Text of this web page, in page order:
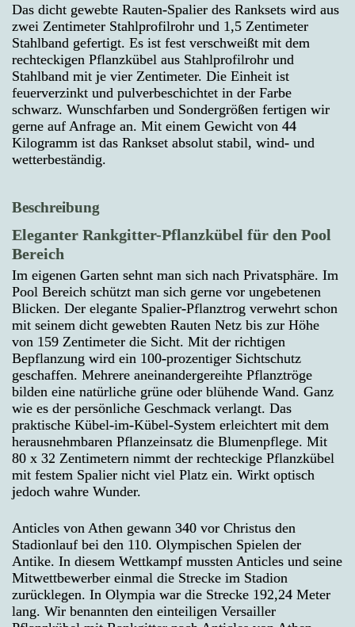
Das dicht gewebte Rauten-Spalier des Ranksets wird aus
zwei Zentimeter Stahlprofilrohr und 1,5 Zentimeter
Stahlband gefertigt. Es ist fest verschweißt mit dem
rechteckigen Pflanzkübel aus Stahlprofilrohr und
Stahlband mit je vier Zentimeter. Die Einheit ist
feuerverzinkt und pulverbeschichtet in der Farbe
schwarz. Wunschfarben und Sondergrößen fertigen wir
gerne auf Anfrage an. Mit einem Gewicht von 44
Kilogramm ist das Rankset absolut stabil, wind- und
wetterbeständig.
Beschreibung
Eleganter Rankgitter-Pflanzkübel für den Pool
Bereich
Im eigenen Garten sehnt man sich nach Privatsphäre. Im
Pool Bereich schützt man sich gerne vor ungebetenen
Blicken. Der elegante Spalier-Pflanztrog verwehrt schon
mit seinem dicht gewebten Rauten Netz bis zur Höhe
von 159 Zentimeter die Sicht. Mit der richtigen
Bepflanzung wird ein 100-prozentiger Sichtschutz
geschaffen. Mehrere aneinandergereihte Pflanztröge
bilden eine natürliche grüne oder blühende Wand. Ganz
wie es der persönliche Geschmack verlangt. Das
praktische Kübel-im-Kübel-System erleichtert mit dem
herausnehmbaren Pflanzeinsatz die Blumenpflege. Mit
80 x 32 Zentimetern nimmt der rechteckige Pflanzkübel
mit festem Spalier nicht viel Platz ein. Wirkt optisch
jedoch wahre Wunder.
Anticles von Athen gewann 340 vor Christus den
Stadionlauf bei den 110. Olympischen Spielen der
Antike. In diesem Wettkampf mussten Anticles und seine
Mitwettbewerber einmal die Strecke im Stadion
zurücklegen. In Olympia war die Strecke 192,24 Meter
lang. Wir benannten den einteiligen Versailler